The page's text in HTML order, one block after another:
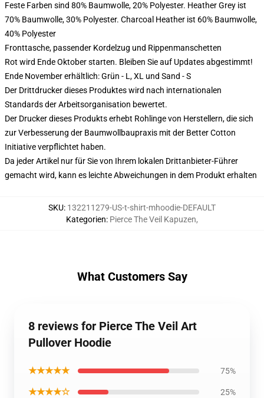
Feste Farben sind 80% Baumwolle, 20% Polyester. Heather Grey ist
70% Baumwolle, 30% Polyester. Charcoal Heather ist 60% Baumwolle,
40% Polyester
Fronttasche, passender Kordelzug und Rippenmanschetten
Rot wird Ende Oktober starten. Bleiben Sie auf Updates abgestimmt!
Ende November erhältlich: Grün - L, XL und Sand - S
Der Drittdrucker dieses Produktes wird nach internationalen
Standards der Arbeitsorganisation bewertet.
Der Drucker dieses Produkts erhebt Rohlinge von Herstellern, die sich
zur Verbesserung der Baumwollbaupraxis mit der Better Cotton
Initiative verpflichtet haben.
Da jeder Artikel nur für Sie von Ihrem lokalen Drittanbieter-Führer
gemacht wird, kann es leichte Abweichungen in dem Produkt erhalten
SKU: 132211279-US-t-shirt-mhoodie-DEFAULT
Kategorien: Pierce The Veil Kapuzen,
What Customers Say
8 reviews for Pierce The Veil Art
Pullover Hoodie
★★★★★ 75%
★★★★☆ 25%